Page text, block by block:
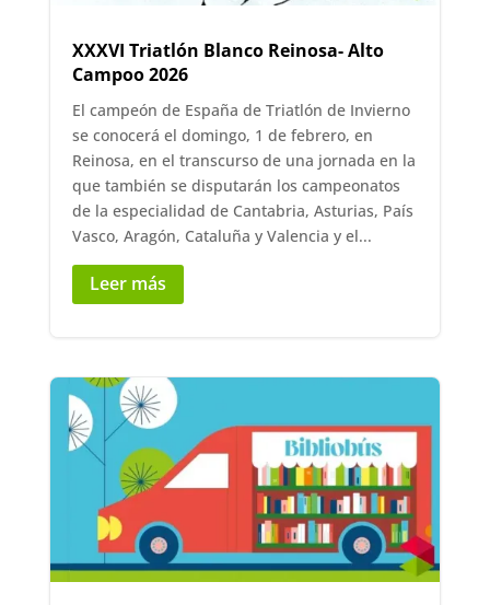
XXXVI Triatlón Blanco Reinosa- Alto
Campoo 2026
El campeón de España de Triatlón de Invierno
se conocerá el domingo, 1 de febrero, en
Reinosa, en el transcurso de una jornada en la
que también se disputarán los campeonatos
de la especialidad de Cantabria, Asturias, País
Vasco, Aragón, Cataluña y Valencia y el...
Leer más